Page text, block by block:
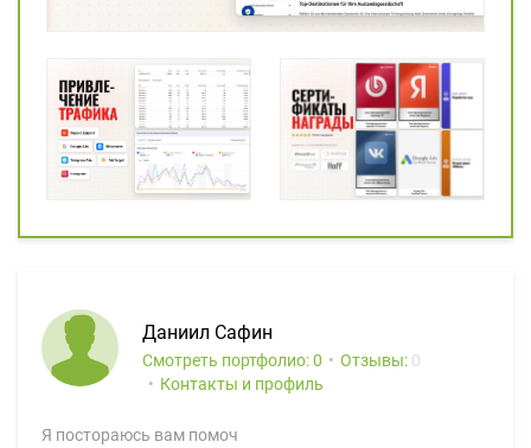
Даниил Сафин
Смотреть портфолио: 0 Отзывы: 0
Контакты и профиль
Я постораюсь вам помоч